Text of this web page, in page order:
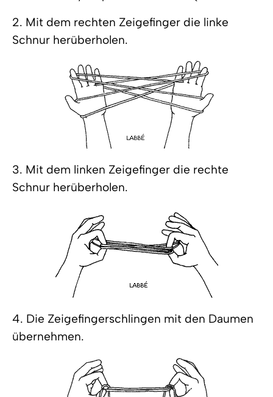
2. Mit dem rechten Zeigefinger die linke
Schnur herüberholen.
3. Mit dem linken Zeigefinger die rechte
Schnur herüberholen.
4. Die Zeigefingerschlingen mit den Daumen
übernehmen.